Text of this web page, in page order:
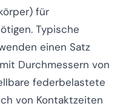
für
Typische
einen Satz
Durchmessern von
federbelastete
von Kontaktzeiten